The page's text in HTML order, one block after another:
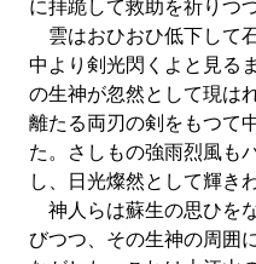
に拝跪して救助を祈りつ
雲はおひおひ低下して
中より剣光閃くよと見る
の生神が忽然として現は
離たる両刃の剣をもつて
た。さしもの強雨烈風も
し、日光燦然として輝き
神人らは蘇生の思ひを
びつつ、その生神の周囲